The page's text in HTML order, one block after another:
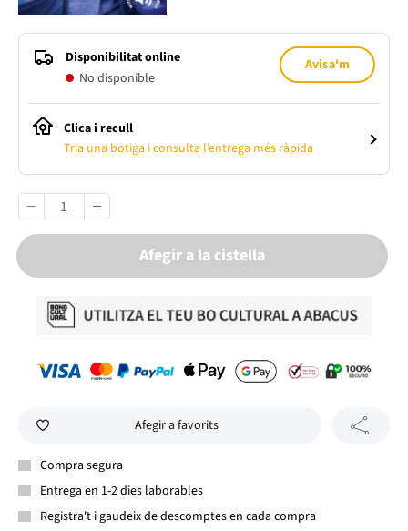
Disponibilitat online
No disponible
Avisa'm
Clica i recull
Tria una botiga i consulta l’entrega més ràpida
Afegir a la cistella
Afegir a favorits
Compra segura
Entrega en 1-2 dies laborables
Registra't i gaudeix de descomptes en cada compra